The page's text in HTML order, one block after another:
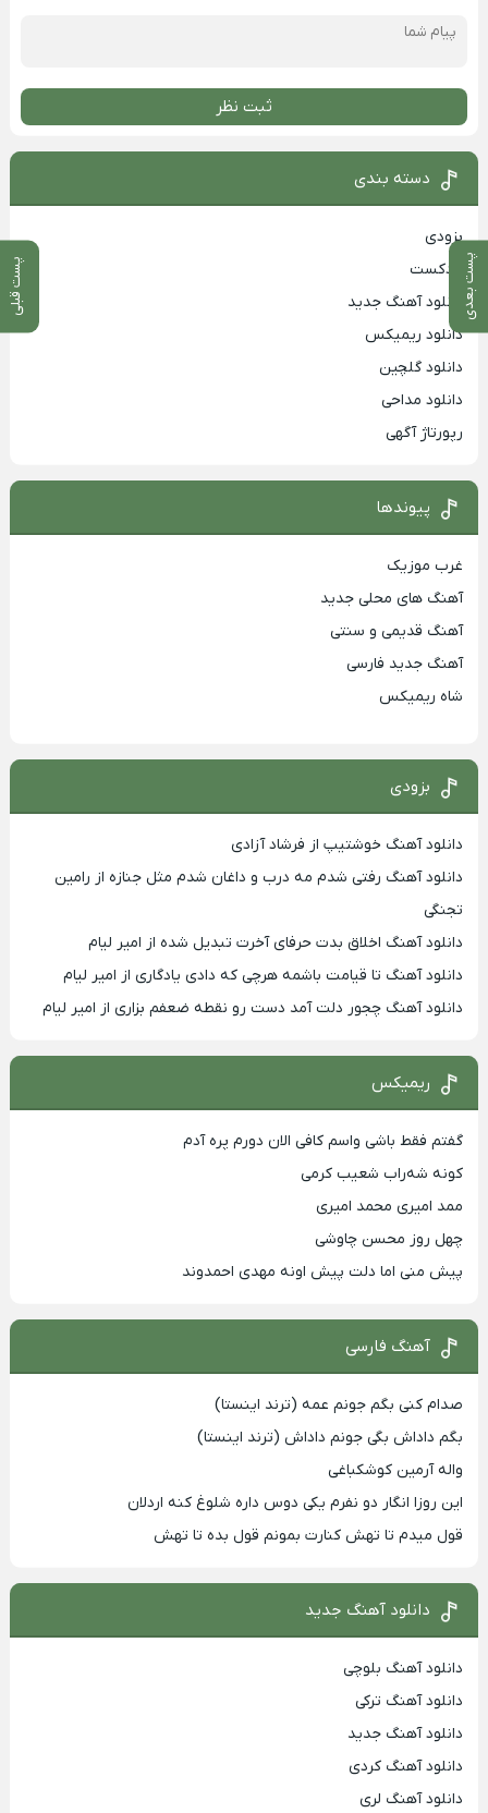
پست بعدی پست قبلی
ثبت نظر
دسته بندی
بزودی
پادکست
دانلود آهنگ جدید
دانلود ریمیکس
دانلود گلچین
دانلود مداحی
رپورتاژ آگهی
پیوندها
غرب موزیک
آهنگ های محلی جدید
آهنگ قدیمی و سنتی
آهنگ جدید فارسی
شاه ریمیکس
بزودی
دانلود آهنگ خوشتیپ از فرشاد آزادی
دانلود آهنگ رفتی شدم مه درب و داغان شدم مثل جنازه از رامین
تجنگی
دانلود آهنگ اخلاق بدت حرفای آخرت تبدیل شده از امیر لیام
دانلود آهنگ تا قیامت باشمه هرچی که دادی یادگاری از امیر لیام
دانلود آهنگ چجور دلت آمد دست رو نقطه ضعفم بزاری از امیر لیام
ریمیکس
گفتم فقط باشی واسم کافی الان دورم پره آدم
کونه شه‌راب شعیب کرمی
ممد امیری محمد امیری
چهل روز محسن چاوشی
پیش منی اما دلت پیش اونه مهدی احمدوند
آهنگ فارسی
صدام کنی بگم جونم عمه (ترند اینستا)
بگم داداش بگی جونم داداش (ترند اینستا)
واله آرمین کوشکباغی
این روزا انگار دو نفرم یکی دوس داره شلوغ کنه اردلان
قول میدم تا تهش کنارت بمونم قول بده تا تهش
دانلود آهنگ جدید
دانلود آهنگ بلوچی
دانلود آهنگ ترکی
دانلود آهنگ جدید
دانلود آهنگ کردی
دانلود آهنگ لری